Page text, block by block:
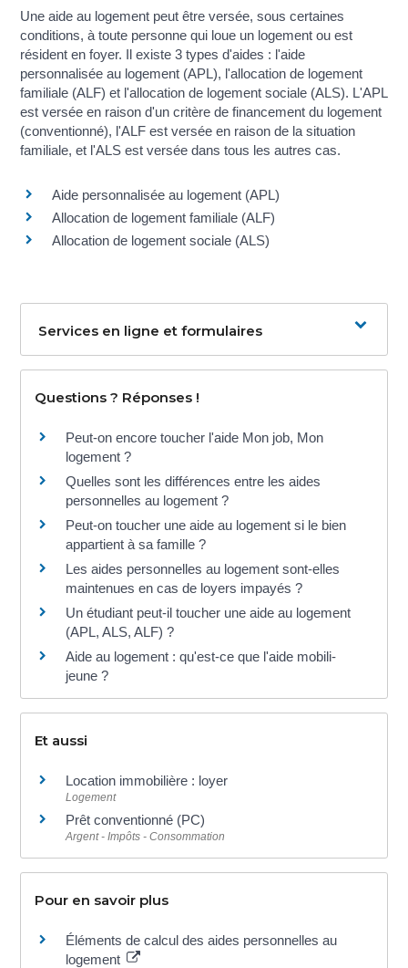
Une aide au logement peut être versée, sous certaines
conditions, à toute personne qui loue un logement ou est
résident en foyer. Il existe 3 types d'aides : l'aide
personnalisée au logement (APL), l'allocation de logement
familiale (ALF) et l'allocation de logement sociale (ALS). L'APL
est versée en raison d'un critère de financement du logement
(conventionné), l'ALF est versée en raison de la situation
familiale, et l'ALS est versée dans tous les autres cas.
Aide personnalisée au logement (APL)
Allocation de logement familiale (ALF)
Allocation de logement sociale (ALS)
Services en ligne et formulaires
Questions ? Réponses !
Peut-on encore toucher l'aide Mon job, Mon
logement ?
Quelles sont les différences entre les aides
personnelles au logement ?
Peut-on toucher une aide au logement si le bien
appartient à sa famille ?
Les aides personnelles au logement sont-elles
maintenues en cas de loyers impayés ?
Un étudiant peut-il toucher une aide au logement
(APL, ALS, ALF) ?
Aide au logement : qu'est-ce que l'aide mobili-
jeune ?
Et aussi
Location immobilière : loyer
Logement
Prêt conventionné (PC)
Argent - Impôts - Consommation
Pour en savoir plus
Éléments de calcul des aides personnelles au
logement